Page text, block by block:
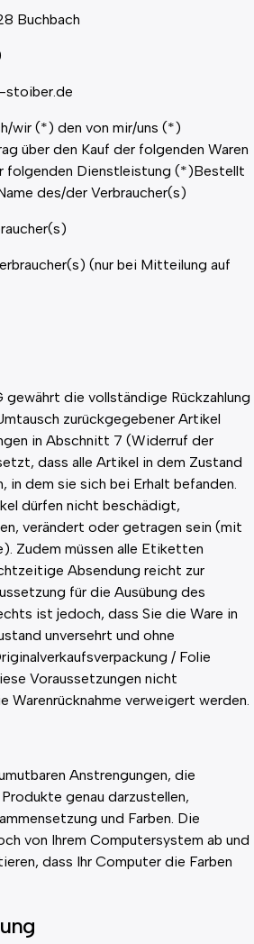
Buchbach
stoiber.de
wir (*) den von mir/uns (*)
über den Kauf der folgenden Waren
folgenden Dienstleistung (*)Bestellt
des/der Verbraucher(s)
(nur bei Mitteilung auf
gewährt die vollständige Rückzahlung
zurückgegebener Artikel
in Abschnitt 7 (Widerruf der
dass alle Artikel in dem Zustand
in dem sie sich bei Erhalt befanden.
dürfen nicht beschädigt,
verändert oder getragen sein (mit
Zudem müssen alle Etiketten
Absendung reicht zur
für die Ausübung des
ist jedoch, dass Sie die Ware in
unversehrt und ohne
/ Folie
Voraussetzungen nicht
Warenrücknahme verweigert werden.
Anstrengungen, die
genau darzustellen,
und Farben. Die
von Ihrem Computersystem ab und
dass Ihr Computer die Farben